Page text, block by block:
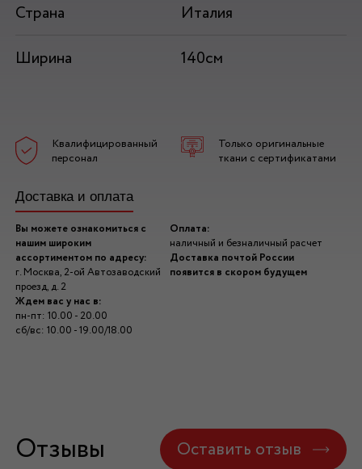
Страна
Италия
Ширина
140см
Квалифицированный
персонал
Только оригинальные
ткани с сертификатами
Доставка и оплата
Вы можете ознакомиться с
нашим широким
ассортиментом по адресу:
г. Москва, 2-ой Автозаводский
проезд, д. 2
Ждем вас у нас в:
пн-пт: 10.00 - 20.00
сб/вс: 10.00 - 19.00/18.00
Оплата:
наличный и безналичный расчет
Доставка почтой России
появится в скором будущем
Отзывы Оставить отзыв